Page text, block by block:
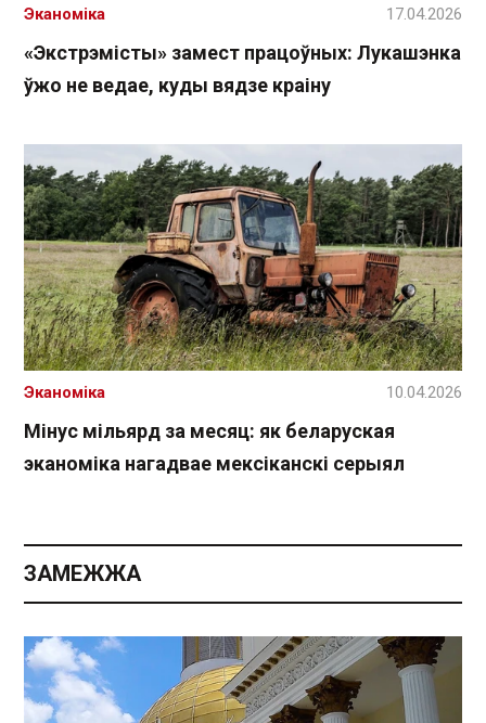
«Экстрэмісты» замест працоўных: Лукашэнка
ўжо не ведае, куды вядзе краіну
Эканоміка 17.04.2026
Мінус мільярд за месяц: як беларуская
эканоміка нагадвае мексіканскі серыял
Эканоміка 10.04.2026
ЗАМЕЖЖА